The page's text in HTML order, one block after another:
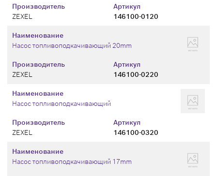
Производитель
ZEXEL
Артикул
146100-0120
Производитель
ZEXEL
Артикул
146100-0220
Наименование
Насос топливоподкачивающий 20mm
Производитель
ZEXEL
Артикул
146100-0320
Наименование
Насос топливоподкачивающий
Наименование
Насос топливоподкачивающий 17mm